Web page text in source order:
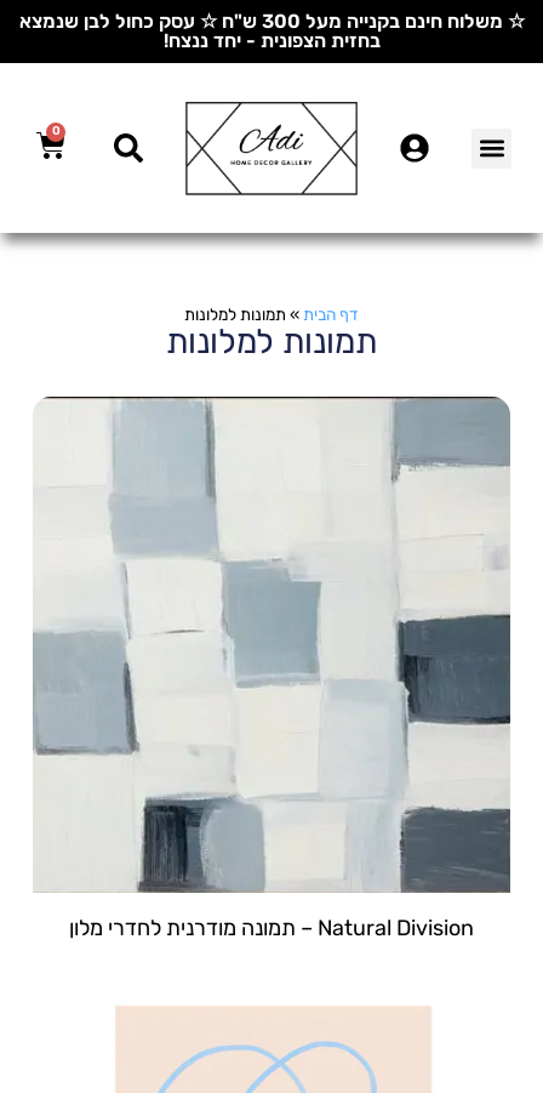
☆ משלוח חינם בקנייה מעל 300 ש"ח ☆ עסק כחול לבן שנמצא
בחזית הצפונית - יחד ננצח!
0
דף הבית» תמונות למלונות
תמונות למלונות
Natural Division – תמונה מודרנית לחדרי מלון